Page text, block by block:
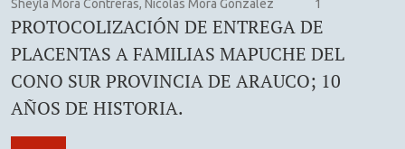
Sheyla Mora Contreras, Nicolas Mora Gonzalez 1
PROTOCOLIZACIÓN DE ENTREGA DE
PLACENTAS A FAMILIAS MAPUCHE DEL
CONO SUR PROVINCIA DE ARAUCO; 10
AÑOS DE HISTORIA.